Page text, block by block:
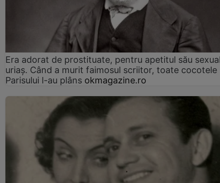
Era adorat de prostituate, pentru apetitul său
uriaș. Când a murit faimosul scriitor, toate cocotele
Parisului l-au plâns okmagazine.ro